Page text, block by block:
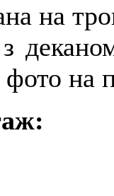
на
фото на